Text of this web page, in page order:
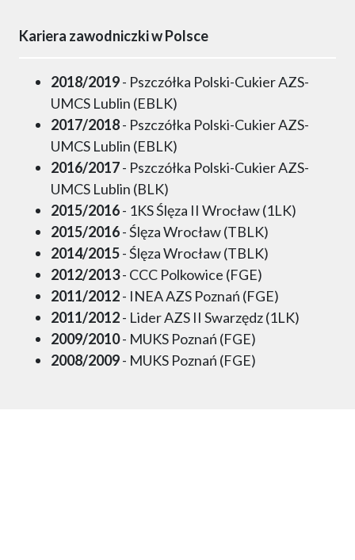
Kariera zawodniczki w Polsce
2018/2019- Pszczółka Polski-Cukier AZS-
UMCS Lublin (EBLK)
2017/2018- Pszczółka Polski-Cukier AZS-
UMCS Lublin (EBLK)
2016/2017- Pszczółka Polski-Cukier AZS-
UMCS Lublin (BLK)
2015/2016- 1KS Ślęza II Wrocław (1LK)
2015/2016- Ślęza Wrocław (TBLK)
2014/2015- Ślęza Wrocław (TBLK)
2012/2013- CCC Polkowice (FGE)
2011/2012- INEA AZS Poznań (FGE)
2011/2012- Lider AZS II Swarzędz (1LK)
2009/2010- MUKS Poznań (FGE)
2008/2009- MUKS Poznań (FGE)